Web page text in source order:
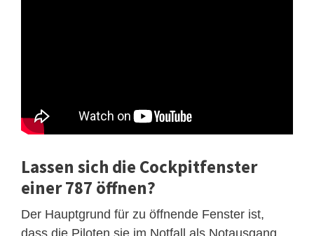
Lassen sich die Cockpitfenster
einer 787 öffnen?
Der Hauptgrund für zu öffnende Fenster ist,
dass die Piloten sie im Notfall als Notausgang